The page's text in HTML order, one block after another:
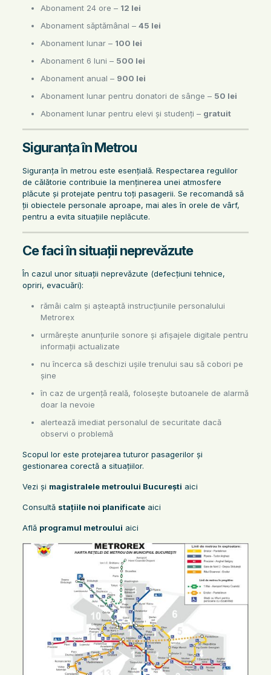
Abonament 24 ore – 12 lei
Abonament săptămânal – 45 lei
Abonament lunar – 100 lei
Abonament 6 luni – 500 lei
Abonament anual – 900 lei
Abonament lunar pentru donatori de sânge – 50 lei
Abonament lunar pentru elevi și studenți – gratuit
Siguranța în Metrou
Siguranța în metrou este esențială. Respectarea regulilor
de călătorie contribuie la menținerea unei atmosfere
plăcute și protejate pentru toți pasagerii. Se recomandă să
ții obiectele personale aproape, mai ales în orele de vârf,
pentru a evita situațiile neplăcute.
Ce faci în situații neprevăzute
În cazul unor situații neprevăzute (defecțiuni tehnice,
opriri, evacuări):
rămâi calm și așteaptă instrucțiunile personalului
Metrorex
urmărește anunțurile sonore și afișajele digitale pentru
informații actualizate
nu încerca să deschizi ușile trenului sau să cobori pe
șine
în caz de urgență reală, folosește butoanele de alarmă
doar la nevoie
alertează imediat personalul de securitate dacă
observi o problemă
Scopul lor este protejarea tuturor pasagerilor și
gestionarea corectă a situațiilor.
Vezi și magistralele metroului București aici
Consultă stațiile noi planificateaici
Află programul metroului aici